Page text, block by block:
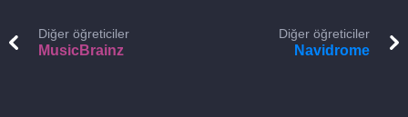
Diğer öğreticiler
MusicBrainz
Diğer öğreticiler
Navidrome